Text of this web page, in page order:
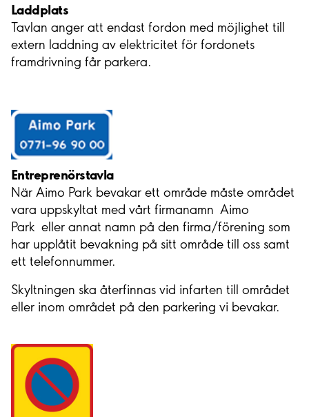
Laddplats
Tavlan anger att endast fordon med möjlighet till
extern laddning av elektricitet för fordonets
framdrivning får parkera.
Entreprenörstavla
När Aimo Park bevakar ett område måste området
vara uppskyltat med vårt firmanamn Aimo
Park eller annat namn på den firma/förening som
har upplåtit bevakning på sitt område till oss samt
ett telefonnummer.
Skyltningen ska återfinnas vid infarten till området
eller inom området på den parkering vi bevakar.